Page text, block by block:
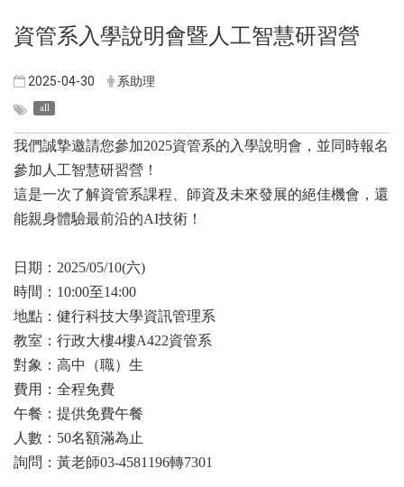
資管系入學說明會暨人工智慧研習營
2025-04-30 系助理
all
我們誠摯邀請您參加2025資管系的入學說明會，並同時報名
參加人工智慧研習營！
這是一次了解資管系課程、師資及未來發展的絕佳機會，還
能親身體驗最前沿的AI技術！
日期：2025/05/10(六)
時間：10:00至14:00
地點：健行科技大學資訊管理系
教室：行政大樓4樓A422資管系
對象：⾼中（職）⽣
費用：全程免費
午餐：提供免費午餐
人數：50名額滿為止
詢問：黃老師03-4581196轉7301